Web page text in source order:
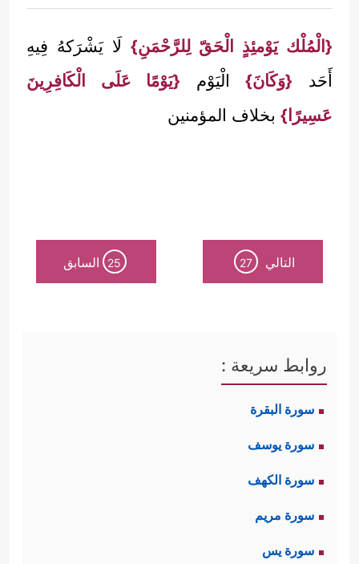
{الْمُلْك يَوْمئِذٍ الْحَقّ لِلرَّحْمَنِ} لَا يَشْرَكهُ فِيهِ
أَحَد {وَكَانَ}الْيَوْم {يَوْمًا عَلَى الْكَافِرِينَ
عَسِيرًا} بخلاف المؤمنين
التالي 27
25 السابق
روابط سريعة :
سورة البقرة
سورة يوسف
سورة الكهف
سورة مريم
سورة يس